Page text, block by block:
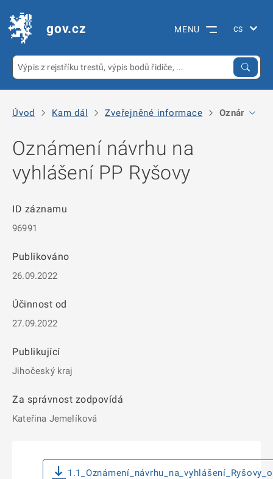
gov.cz MENU
Úvod Kam dál Zveřejněné informace Oznámení
Oznámení návrhu na
vyhlášení PP Ryšovy
ID záznamu
96991
Publikováno
26.09.2022
Účinnost od
27.09.2022
Publikující
Jihočeský kraj
Za správnost zodpovídá
Kateřina Jemelíková